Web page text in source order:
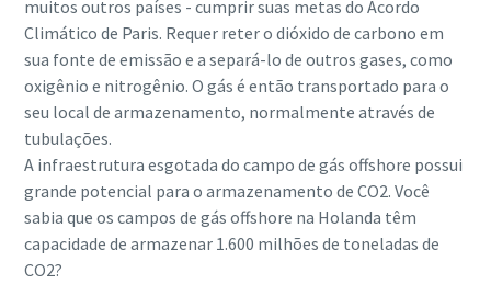
muitos outros países - cumprir suas metas do Acordo
Climático de Paris. Requer reter o dióxido de carbono em
sua fonte de emissão e a separá-lo de outros gases, como
oxigênio e nitrogênio. O gás é então transportado para o
seu local de armazenamento, normalmente através de
tubulações.
A infraestrutura esgotada do campo de gás offshore possui
grande potencial para o armazenamento de CO2. Você
sabia que os campos de gás offshore na Holanda têm
capacidade de armazenar 1.600 milhões de toneladas de
CO2?